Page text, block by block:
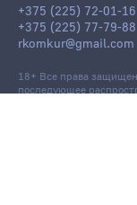
+375 (225) 72-01-16
+375 (225) 77-79-88
rkomkur@gmail.com
18+ Все права
последующее